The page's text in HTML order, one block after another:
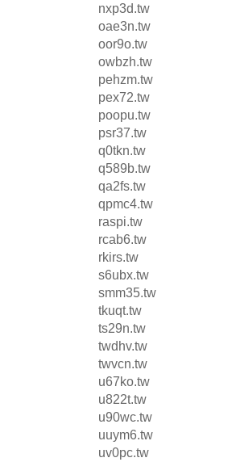
nxp3d.tw
oae3n.tw
oor9o.tw
owbzh.tw
pehzm.tw
pex72.tw
poopu.tw
psr37.tw
q0tkn.tw
q589b.tw
qa2fs.tw
qpmc4.tw
raspi.tw
rcab6.tw
rkirs.tw
s6ubx.tw
smm35.tw
tkuqt.tw
ts29n.tw
twdhv.tw
twvcn.tw
u67ko.tw
u822t.tw
u90wc.tw
uuym6.tw
uv0pc.tw